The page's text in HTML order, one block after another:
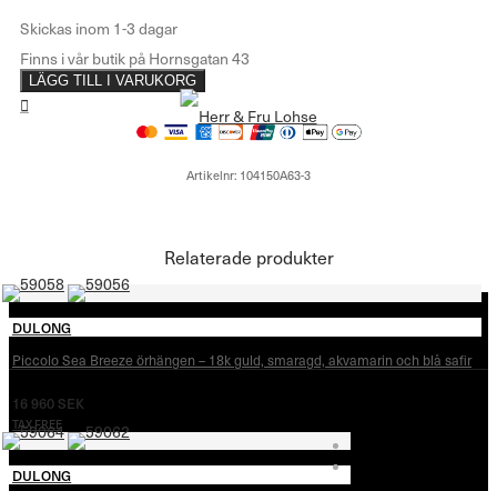
LÄGG TILL I VARUKORG
Artikelnr: 104150A63-3
Relaterade produkter
DULONG
Piccolo Sea Breeze örhängen – 18k guld, smaragd, akvamarin och blå safir
16 960 SEK
TAX FREE
DULONG